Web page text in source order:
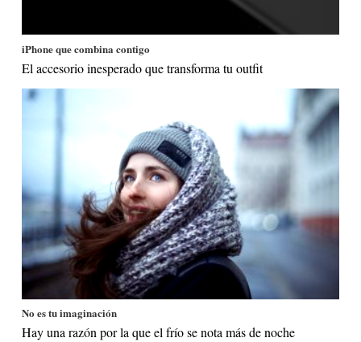
iPhone que combina contigo
El accesorio inesperado que transforma tu outfit
No es tu imaginación
Hay una razón por la que el frío se nota más de noche